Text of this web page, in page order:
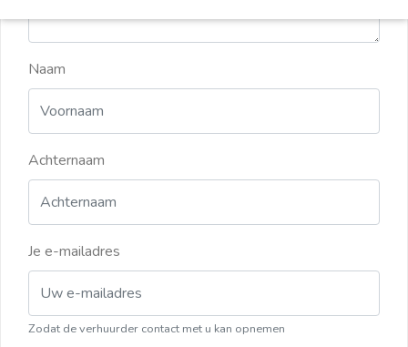
Naam
Achternaam
Je e-mailadres
Zodat de verhuurder contact met u kan opnemen